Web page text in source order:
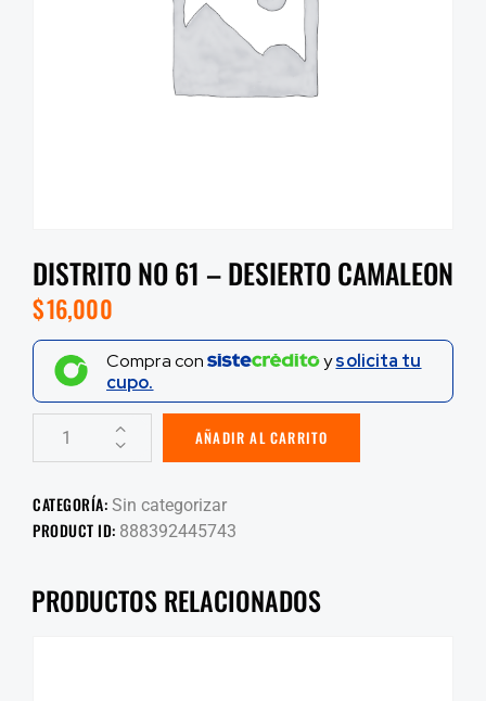
DISTRITO NO 61 – DESIERTO CAMALEON
$16,000
Compra con ysolicita tu
cupo.
AÑADIR AL CARRITO
CATEGORÍA: Sin categorizar
PRODUCT ID: 888392445743
PRODUCTOS RELACIONADOS